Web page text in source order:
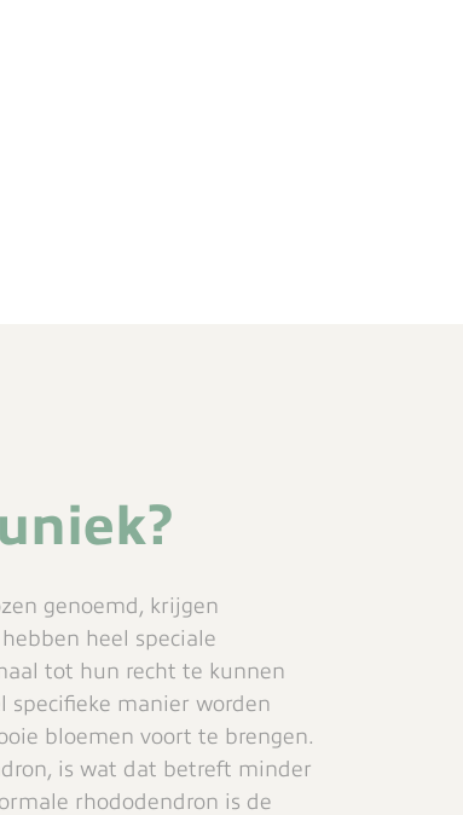
genoemd, krijgen
heel speciale
tot hun recht te kunnen
specifieke manier worden
bloemen voort te brengen.
is wat dat betreft minder
rhododendron is de